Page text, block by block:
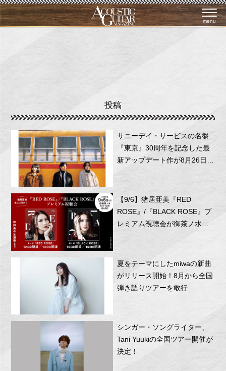
menu
投稿
サニーデイ・サービスの名盤
『東京』30周年を記念した最
新アップデート作が8月26日に
リリース！
【9/6】猪居亜美『RED
ROSE』/『BLACK ROSE』プ
レミアム視聴会が御茶ノ水
夏をテーマにしたmiwaの新曲
がリリース開始！8月から全国
弾き語りツアーを敢行
シンガー・ソングライター、
Tani Yuukiの全国ツアー開催が
決定！